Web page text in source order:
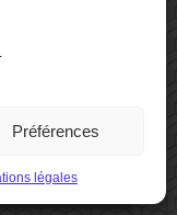
Préférences
légales